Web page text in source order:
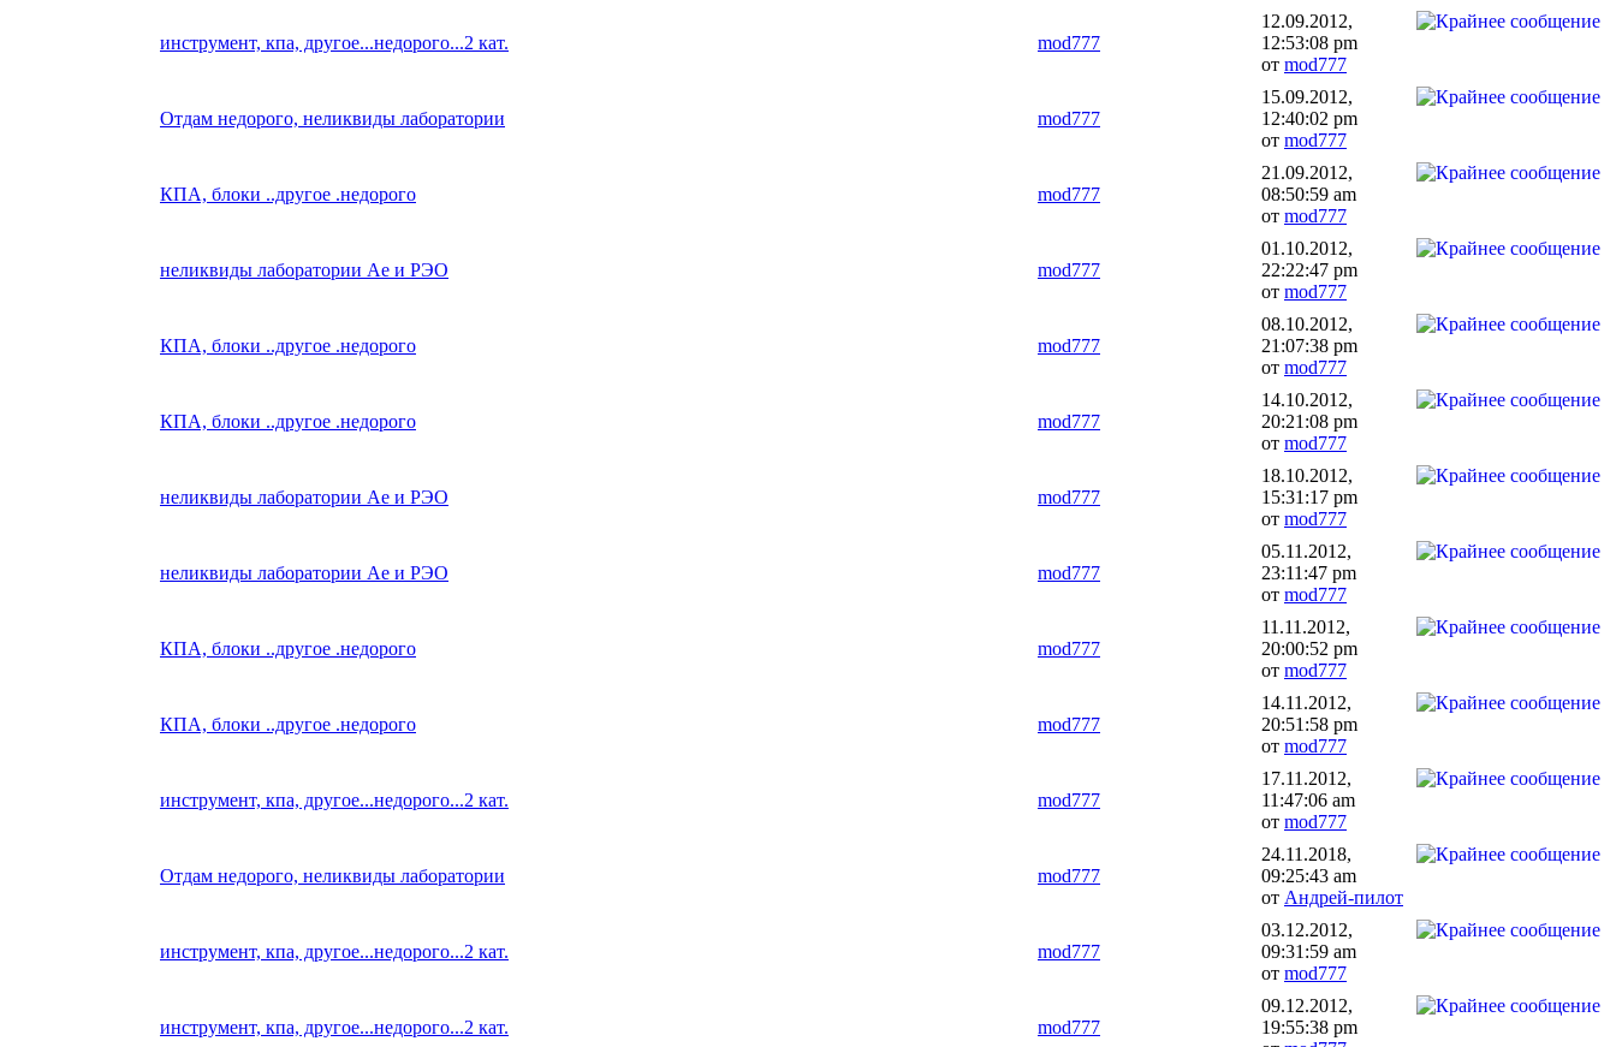
инструмент, кпа, другое...недорого...2 кат. mod777
12.09.2012,
12:53:08 pm
от mod777
Отдам недорого, неликвиды лаборатории mod777
15.09.2012,
12:40:02 pm
от mod777
КПА, блоки ..другое .недорого mod777
21.09.2012,
08:50:59 am
от mod777
неликвиды лаборатории Ае и РЭО mod777
01.10.2012,
22:22:47 pm
от mod777
КПА, блоки ..другое .недорого mod777
08.10.2012,
21:07:38 pm
от mod777
КПА, блоки ..другое .недорого mod777
14.10.2012,
20:21:08 pm
от mod777
неликвиды лаборатории Ае и РЭО mod777
18.10.2012,
15:31:17 pm
от mod777
неликвиды лаборатории Ае и РЭО mod777
05.11.2012,
23:11:47 pm
от mod777
КПА, блоки ..другое .недорого mod777
11.11.2012,
20:00:52 pm
от mod777
КПА, блоки ..другое .недорого mod777
14.11.2012,
20:51:58 pm
от mod777
инструмент, кпа, другое...недорого...2 кат. mod777
17.11.2012,
11:47:06 am
от mod777
Отдам недорого, неликвиды лаборатории mod777
24.11.2018,
09:25:43 am
от Андрей-пилот
инструмент, кпа, другое...недорого...2 кат. mod777
03.12.2012,
09:31:59 am
от mod777
инструмент, кпа, другое...недорого...2 кат. mod777
09.12.2012,
19:55:38 pm